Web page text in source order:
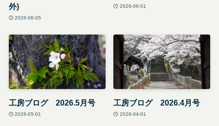
外)
2026-06-05
2026-06-01
工房ブログ 2026.5月号
2026-05-01
工房ブログ 2026.4月号
2026-04-01